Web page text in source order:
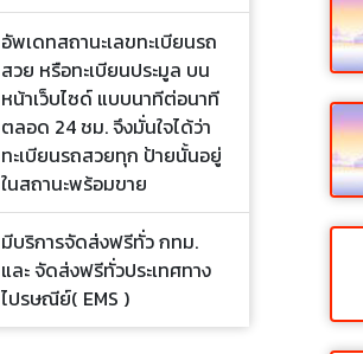
อัพเดทสถานะเลขทะเบียนรถ
สวย หรือทะเบียนประมูล บน
หน้าเว็บไซด์ แบบนาทีต่อนาที
ตลอด 24 ชม. จึงมั่นใจได้ว่า
ทะเบียนรถสวยทุก ป้ายนั้นอยู่
ในสถานะพร้อมขาย
มีบริการจัดส่งฟรีทั่ว กทม.
และ จัดส่งฟรีทั่วประเทศทาง
ไปรษณีย์( EMS )